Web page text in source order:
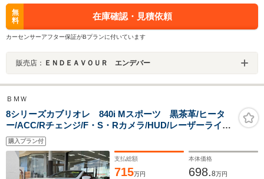
無
料
在庫確認・見積依頼
カーセンサーアフター保証がBプランに付いています
販売店： ＥＮＤＥＡＶＯＵＲ エンデバー
ＢＭＷ
8シリーズカブリオレ 840i Mスポーツ 黒茶革/ヒータ
ー/ACC/Rチェンジ/F・S・Rカメラ/HUD/レーザーライト/
インテリジェントセーフティー/PWトランク/ハーマンカ
ードン/エアカラー/パドル/ソフトクローズ/PDC/HDDナ
ビ/タッチモニター/TV/BT/スクリーンM
購入プラン付
支払総額
715万円
本体価格
698.8万円